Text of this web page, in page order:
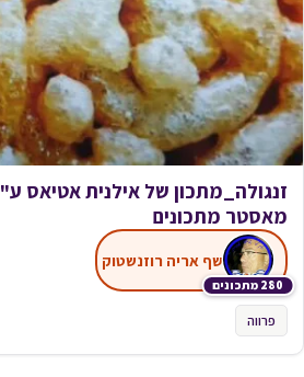
זנגולה_מתכון של אילנית אטיאס
מאסטר מתכונים
280 מתכונים
שף אריה רוזנשטוק
פרווה